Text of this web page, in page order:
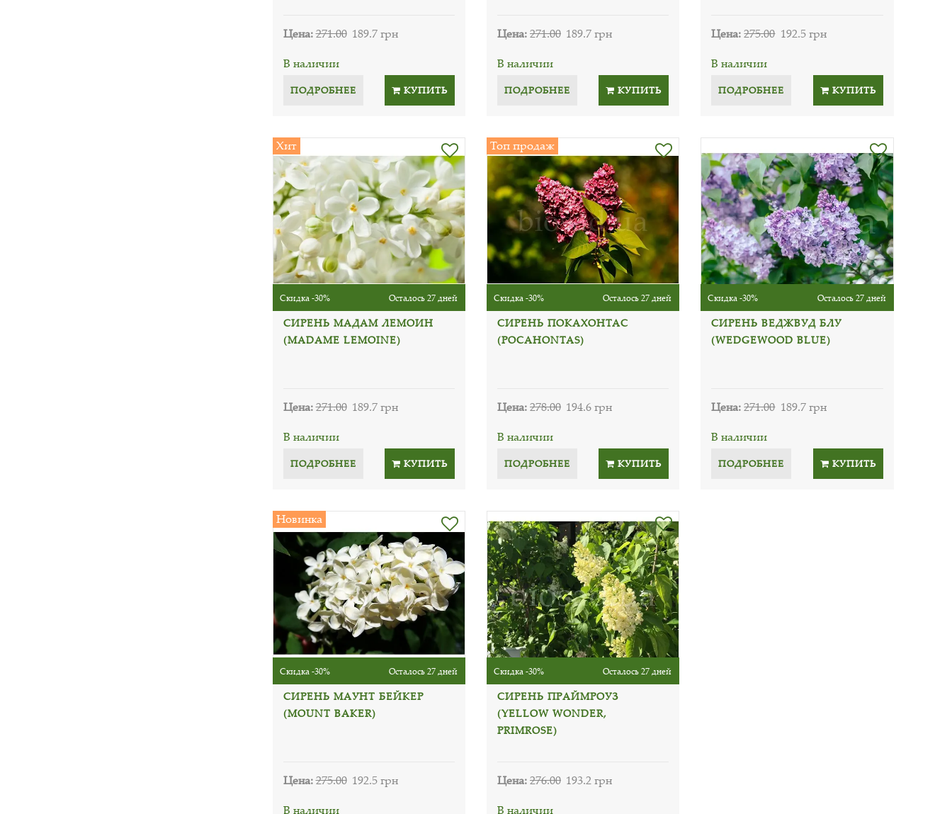
Цена:271.00 189.7 грн
В наличии
ПОДРОБНЕЕ КУПИТЬ
Цена:271.00 189.7 грн
В наличии
ПОДРОБНЕЕ КУПИТЬ
Цена:275.00 192.5 грн
В наличии
ПОДРОБНЕЕ КУПИТЬ
Хит
Скидка -30% Осталось 27 дней
СИРЕНЬ МАДАМ ЛЕМОИН
(MADAME LEMOINE)
Цена:271.00 189.7 грн
В наличии
ПОДРОБНЕЕ КУПИТЬ
Топ продаж
Скидка -30% Осталось 27 дней
СИРЕНЬ ПОКАХОНТАС
(POCAHONTAS)
Цена:278.00 194.6 грн
В наличии
ПОДРОБНЕЕ КУПИТЬ
Скидка -30% Осталось 27 дней
СИРЕНЬ ВЕДЖВУД БЛУ
(WEDGEWOOD BLUE)
Цена:271.00 189.7 грн
В наличии
ПОДРОБНЕЕ КУПИТЬ
Новинка
Скидка -30% Осталось 27 дней
СИРЕНЬ МАУНТ БЕЙКЕР
(MOUNT BAKER)
Цена:275.00 192.5 грн
В наличии
Скидка -30% Осталось 27 дней
СИРЕНЬ ПРАЙМРОУЗ
(YELLOW WONDER,
PRIMROSE)
Цена:276.00 193.2 грн
В наличии